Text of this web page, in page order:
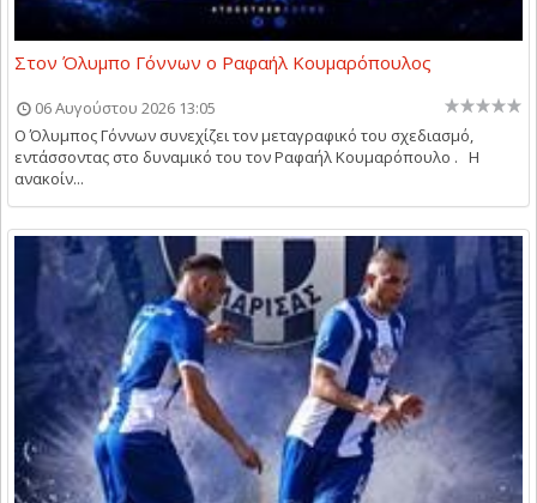
Στον Όλυμπο Γόννων ο Ραφαήλ Κουμαρόπουλος
06 Αυγούστου 2026 13:05
Ο Όλυμπος Γόννων συνεχίζει τον μεταγραφικό του σχεδιασμό,
εντάσσοντας στο δυναμικό του τον Ραφαήλ Κουμαρόπουλο . Η
ανακοίν...